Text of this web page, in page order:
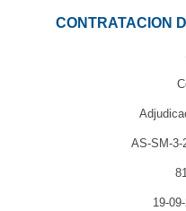
CONTRATACION
AS-SM-3-
19-